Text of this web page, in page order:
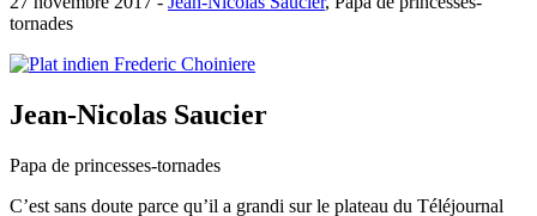
tornades
Jean-Nicolas Saucier
Papa de princesses-tornades
C’est sans doute parce qu’il a grandi sur le plateau du Téléjournal